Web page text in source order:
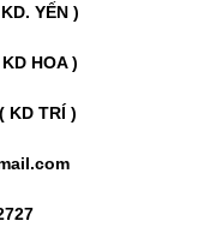
YẾN )
HOA )
KD TRÍ )